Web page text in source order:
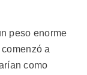
peso enorme
a
como